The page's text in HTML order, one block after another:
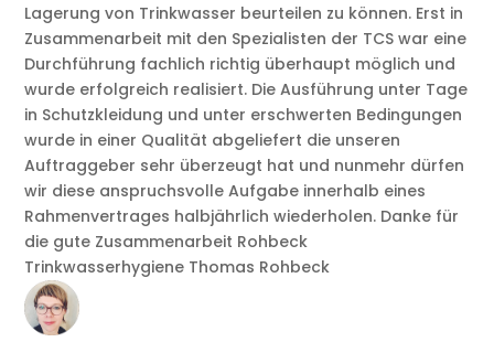
Lagerung von Trinkwasser beurteilen zu können. Erst in
Zusammenarbeit mit den Spezialisten der TCS war eine
Durchführung fachlich richtig überhaupt möglich und
wurde erfolgreich realisiert. Die Ausführung unter Tage
in Schutzkleidung und unter erschwerten Bedingungen
wurde in einer Qualität abgeliefert die unseren
Auftraggeber sehr überzeugt hat und nunmehr dürfen
wir diese anspruchsvolle Aufgabe innerhalb eines
Rahmenvertrages halbjährlich wiederholen. Danke für
die gute Zusammenarbeit Rohbeck
Trinkwasserhygiene Thomas Rohbeck